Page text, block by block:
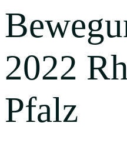
2022
Pfalz